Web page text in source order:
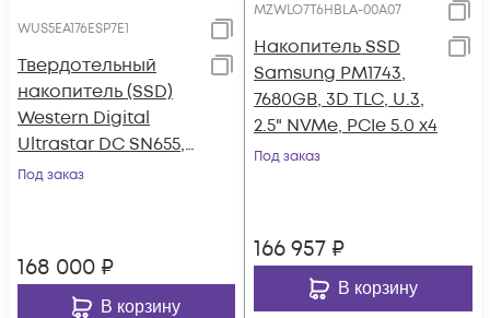
WUS5EA176ESP7E1
Твердотельный
накопитель (SSD)
Western Digital
Ultrastar DC SN655,
7.68TB, PCIe 4.0 U.3,
Под заказ
168 000 ₽
В корзину
MZWLO7T6HBLA-00A07
Накопитель SSD
Samsung PM1743,
7680GB, 3D TLC, U.3,
2.5" NVMe, PCIe 5.0 x4
Под заказ
166 957 ₽
В корзину